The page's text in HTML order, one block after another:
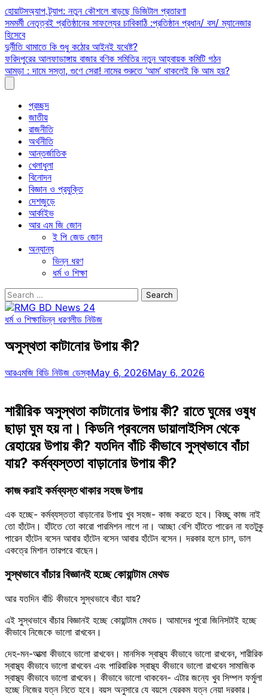
Skip
to
content
হোয়াটসঅ্যাপ ট্র্যাপ: নতুন কৌশলে বাড়ছে ডিজিটাল প্রতারণা
সমমর্মী নেতৃত্বই প্রতিষ্ঠানের সাফল্যের চাবিকাঠি :প্রতিষ্ঠান প্রধান/ বস/ ম্যানেজার
হিসেবে
দুর্নীতি থামাতে কি শুধু কঠোর আইনই যথেষ্ট?
ফরিদপুরের আলফাডাঙ্গায় বাজার বণিক সমিতির নতুন আহ্বায়ক কমিটি গঠন
আমড়া : দামে সস্তা, গুণে সেরা! নামের শুরুতে ‘আম’ থাকলেই কি আম হয়?
প্রচ্ছদ
জাতীয়
রাজনীতি
অর্থনীতি
আন্তর্জাতিক
খেলাধুলা
বিনোদন
বিজ্ঞান ও প্রযুক্তি
দেশজুড়ে
আর্কাইভ
আর এম জি জোন
ই পি জেড জোন
অন্যান্য
ভিন্ন ধরণ
ধর্ম ও শিক্ষা
Search
for:
ধর্ম ও শিক্ষাভিন্ন ধরণলীড নিউজ
অসুস্থতা কাটানোর উপায় কী?
আরএমজি বিডি নিউজ ডেস্কMay 6, 2026May 6, 2026
শারীরিক অসুস্থতা কাটানোর উপায় কী? রাতে ঘুমের ওষুধ
ছাড়া ঘুম হয় না। কিডনি প্রবলেম ডায়ালাইসিস থেকে
রেহায়ের উপায় কী? যতদিন বাঁচি কীভাবে সুস্থভাবে বাঁচা
যায়? কর্মব্যস্ততা বাড়ানোর উপায় কী?
কাজ করাই কর্মব্যস্ত থাকার সহজ উপায়
এক হচ্ছে- কর্মব্যস্ততা বাড়ানোর উপায় খুব সহজ- কাজ করতে হবে। কিচ্ছু কাজ নাই
তো হাঁটেন। হাঁটতে তো কারো পারমিশন লাগে না। আচ্ছা বেশি হাঁটতে পারেন না যতটুকু
পারেন হাঁটেন বসেন আবার হাঁটেন বসেন আবার হাঁটেন বসেন। দরকার হলে চাল, ডাল
একত্রে মিশান তারপরে বাছেন।
সুস্থভাবে বাঁচার বিজ্ঞানই হচ্ছে কোয়ান্টাম মেথড
আর যতদিন বাঁচি কীভাবে সুস্থভাবে বাঁচা যায়?
এই সুস্থভাবে বাঁচার বিজ্ঞানই হচ্ছে কোয়ান্টাম মেথড। আমাদের পুরো জিনিসটাই হচ্ছে
কীভাবে নিজেকে ভালো রাখবেন।
দেহ-মন-আত্মা কীভাবে ভালো রাখবেন। মানসিক স্বাস্থ্য কীভাবে ভালো রাখবেন, শারীরিক
স্বাস্থ্য কীভাবে ভালো রাখবেন এবং পারিবারিক স্বাস্থ্য কীভাবে ভালো রাখবেন সামাজিক
স্বাস্থ্য কীভাবে ভালো রাখবেন। কীভাবে ভালো থাকবেন- এটার জন্যে খুব সিম্পল ফর্মুলা
হচ্ছে নিজের যত্ন নিতে হবে। বয়স অনুসারে যে বয়সে যেরকম যত্ন নেয়া দরকার।